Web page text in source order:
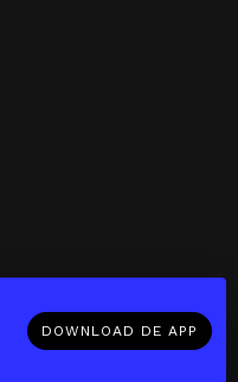
DOWNLOAD DE APP